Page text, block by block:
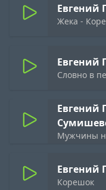
Евгений
Жека -
Евгений
Словно в
Евгений
Мужчины
Евгений
Корешок